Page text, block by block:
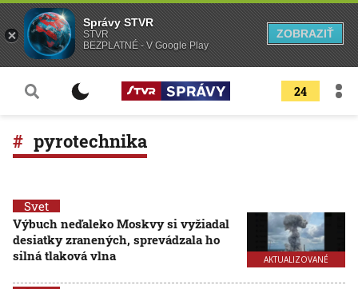
24
pyrotechnika
AKTUALIZOVANÉ
Svet
Výbuch neďaleko Moskvy si vyžiadal
desiatky zranených, sprevádzala ho
silná tlaková vlna
Správy STVR
STVR
BEZPLATNÉ - V Google Play
ZOBRAZIŤ